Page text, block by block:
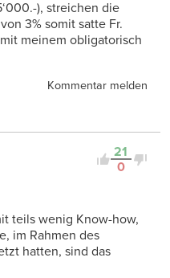
), streichen die
3% somit satte Fr.
meinem obligatorisch
Kommentar melden
21
0
teils wenig Know-how,
im Rahmen des
hatten, sind das